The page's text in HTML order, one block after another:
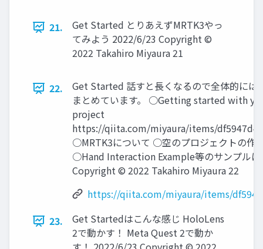
21.
Get Started とりあえずMRTK3やっ
てみよう 2022/6/23 Copyright ©
2022 Takahiro Miyaura 21
22.
Get Started 話すと長くなるので全体的に
まとめています。 ○Getting started with
project
https://qiita.com/miyaura/items/
○MRTK3について ○空のプロジェクトの作
○Hand Interaction Example等のサンプル
Copyright © 2022 Takahiro Miyaura 22
https://qiita.com/miyaura/items/
23.
Get Startedはこんな感じ HoloLens
2で動かす！ Meta Quest 2で動か